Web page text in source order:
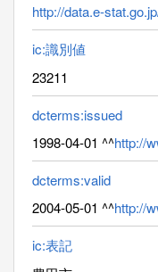
http://data.e-
ic:識別値
23211
dcterms:issued
1998-04-01 ^^http://
dcterms:valid
2004-05-01 ^^http://
ic:表記